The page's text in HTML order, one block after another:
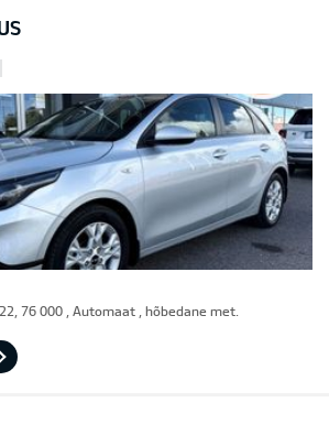
76 000 , Automaat , hõbedane met.